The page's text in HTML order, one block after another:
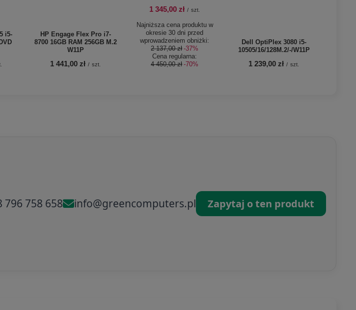
i5-
HP Engage Flex Pro i7-
8700 16GB RAM 256GB M.2
W11P
1 441,00 zł / szt.
1 345,00 zł / szt.
Najniższa cena produktu w
okresie 30 dni przed
wprowadzeniem obniżki:
2 137,00 zł -37%
Cena regularna:
4 450,00 zł -70%
Dell OptiPlex 3080 i5-
10505/16/128M.2/-/W11P
1 239,00 zł / szt.
796 758 658 info@greencomputers.pl Zapytaj o ten produkt